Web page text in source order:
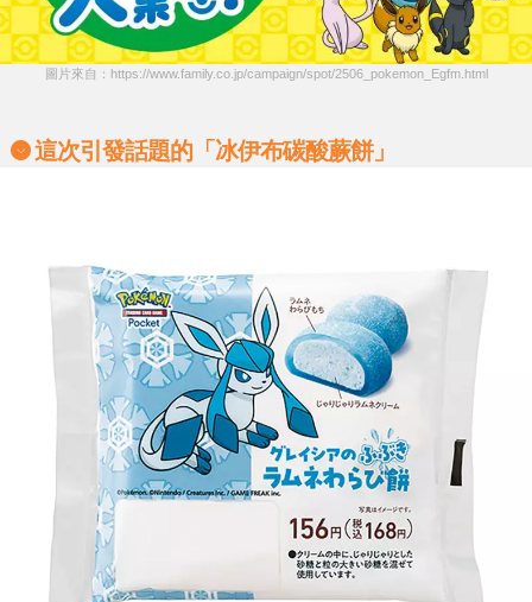
圖片來自：https://www.family.co.jp/campaign/spot/2506_pokemon_Egfm.html
這次引發話題的「冰伊布碳酸蕨餅」